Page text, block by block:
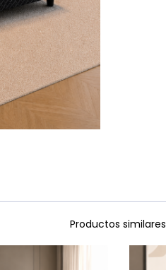
Productos similares